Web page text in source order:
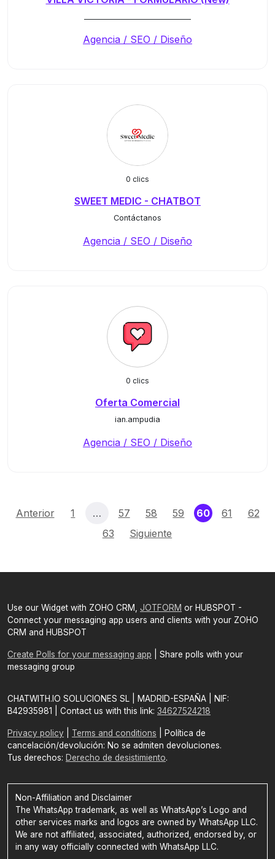
Agencia / SEO / Diseño
0 clics
SWEET MEDIC - CHATBOT
Contáctanos
Agencia / SEO / Diseño
0 clics
Oferta Comercial
ian.ampudia
Agencia / SEO / Diseño
Anterior 1 … 57 58 59 60(current)
61
62
63
Siguiente
Use our Widget with ZOHO CRM, JOTFORM or HUBSPOT -
Connect your messaging app users and clients with your ZOHO
CRM and HUBSPOT
Create Polls for your messaging app | Share polls with your
messaging group
CHATWITH.IO SOLUCIONES SL | MADRID-ESPAÑA | NIF:
B42935981 | Contact us with this link: 34627524218
Privacy policy Terms and conditions | Política de
cancelación/devolución: No se admiten devoluciones.
Tus derechos: Derecho de desistimiento.
Non-Affiliation and Disclaimer
The WhatsApp trademark, as well as WhatsApp’s Logo and
other services marks and logos are owned by WhatsApp LLC.
We are not affiliated, associated, authorized, endorsed by, or
in any way officially connected with WhatsApp LLC.